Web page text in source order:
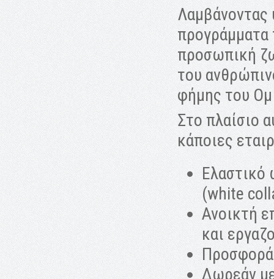
Λαμβάνοντας
προγράμματα
προσωπική
του
φήμης του
Στο πλαίσιο
κάποιες
Ελαστικό
(white
Ανοικτή
και
Προσφορά
Δωρεάν